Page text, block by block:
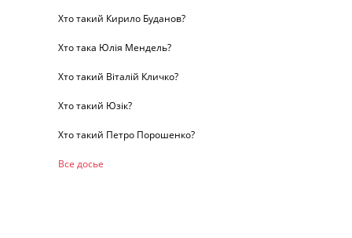
Хто такий Кирило Буданов?
Хто така Юлія Мендель?
Хто такий Віталій Кличко?
Хто такий Юзік?
Хто такий Петро Порошенко?
Все досье